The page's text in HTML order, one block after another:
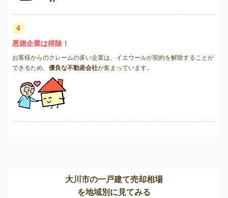
4
悪徳企業は排除！
お客様からのクレームの多い企業は、イエウールが契約を解除することが
できるため、 優良な不動産会社が集まっています。
大川市の一戸建て売却相場
を地域別に見てみる